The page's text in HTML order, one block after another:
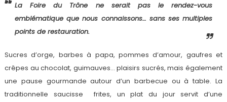
La Foire du Trône ne serait pas le rendez-vous
emblématique que nous connaissons… sans ses multiples
points de restauration.
Sucres d’orge, barbes à papa, pommes d’amour, gaufres et
crêpes au chocolat, guimauves… plaisirs sucrés, mais également
une pause gourmande autour d’un barbecue ou à table. La
traditionnelle saucisse frites, un plat du jour servit d’une